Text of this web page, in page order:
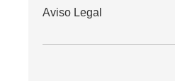
Aviso Legal